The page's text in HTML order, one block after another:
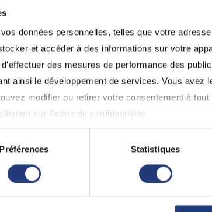
données personnelles, telles que votre
et accéder à des informations sur votre
des mesures de performance des
ainsi le développement de services. Vous avez
modifier ou retirer votre consentement à
sur l'icône de confidentialité.
:
localisation géographique qui peuvent être
activement pour en relever les caractéristiques
Préférences Statistiques
27 août
77100 Meaux
samedi